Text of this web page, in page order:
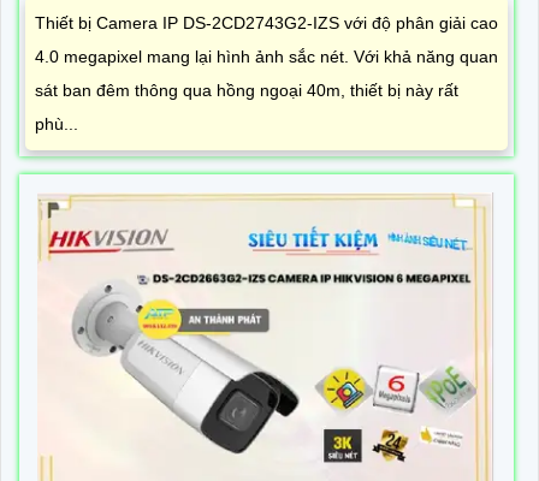
Thiết bị Camera IP DS-2CD2743G2-IZS với độ phân giải cao
4.0 megapixel mang lại hình ảnh sắc nét. Với khả năng quan
sát ban đêm thông qua hồng ngoại 40m, thiết bị này rất
phù...